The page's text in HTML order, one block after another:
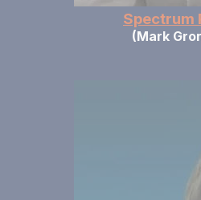
Spectrum
(Mark